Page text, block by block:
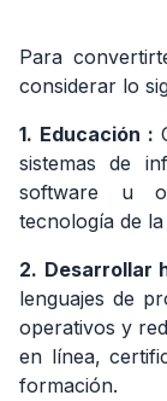
Vacantes
1. Vacantes
de
Puesto
de Perfil
y Salario
de
de
Sistemas :
Qué
funciones
tiene el
empleo
Para
considerar lo
1. Educación :
sistemas de
software u
tecnología de
2. Desarrollar
lenguajes de
operativos y
en línea,
formación.